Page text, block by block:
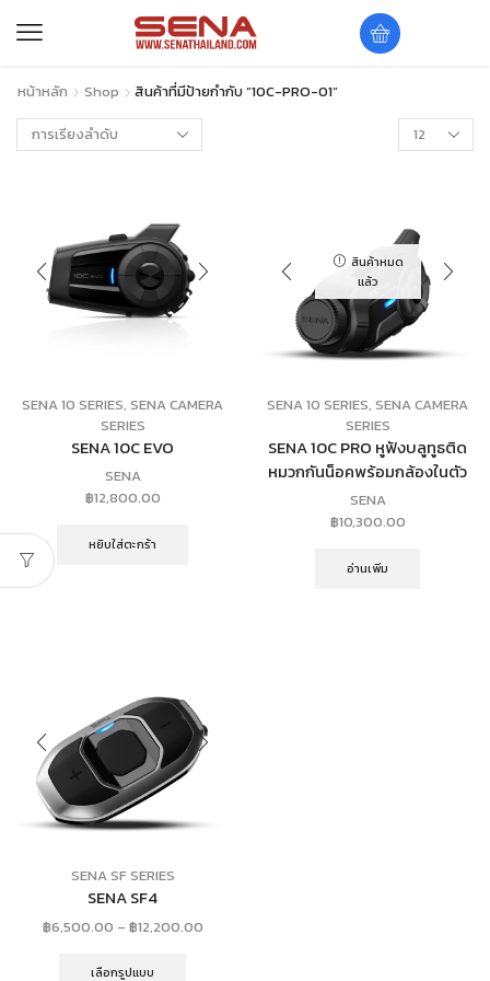
หน้าหลัก Shop สินค้าที่มีป้ายกำกับ “10C-PRO-01”
SENA 10 SERIES, SENA CAMERA
SERIES
SENA 10C EVO
SENA
฿12,800.00
หยิบใส่ตะกร้า
สินค้าหมด
แล้ว
SENA 10 SERIES, SENA CAMERA
SERIES
SENA 10C PRO หูฟังบลูทูธติด
หมวกกันน็อคพร้อมกล้องในตัว
SENA
฿10,300.00
อ่านเพิ่ม
SENA SF SERIES
SENA SF4
฿6,500.00 – ฿12,200.00
เลือกรูปแบบ